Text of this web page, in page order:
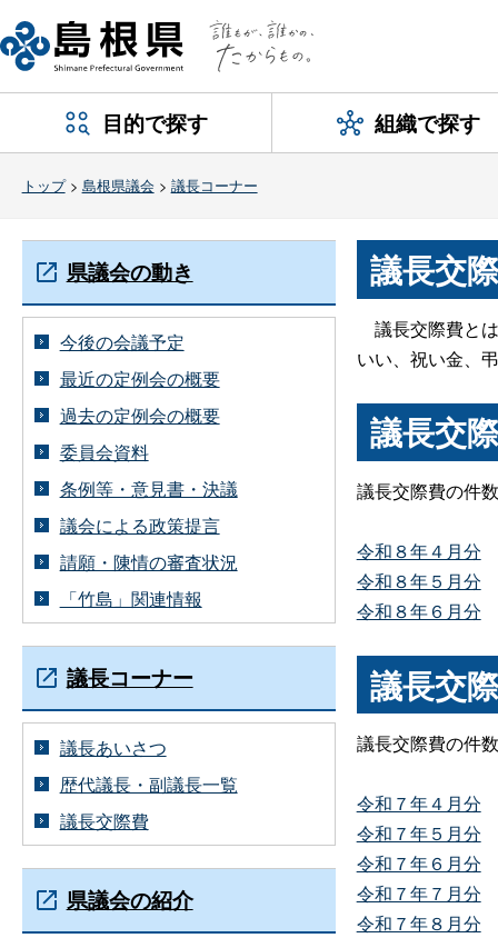
目的で探す 組織で探す
トップ> 島根県議会 > 議長コーナー
議長交
議長交際費と
いい、祝い金、
議長交
議長交際費の件
令和８年４月分
令和８年５月分
令和８年６月分
議長交
議長交際費の件
令和７年４月分
令和７年５月分
令和７年６月分
令和７年７月分
令和７年８月分
県議会の動き
今後の会議予定
最近の定例会の概要
過去の定例会の概要
委員会資料
条例等・意見書・決議
議会による政策提言
請願・陳情の審査状況
「竹島」関連情報
議長コーナー
議長あいさつ
歴代議長・副議長一覧
議長交際費
県議会の紹介